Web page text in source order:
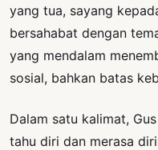
yang tua, sayang
bersahabat dengan
yang mendalam
sosial, bahkan batas
Dalam satu kalimat,
tahu diri dan merasa